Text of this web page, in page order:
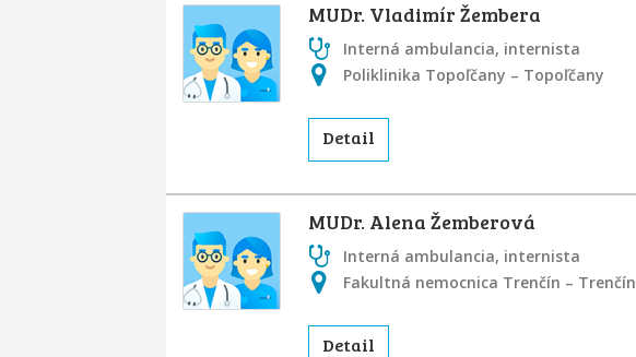
MUDr. Vladimír Žembera
Interná ambulancia, internista
Poliklinika Topoľčany – Topoľčany
Detail
MUDr. Alena Žemberová
Interná ambulancia, internista
Fakultná nemocnica Trenčín – Trenčín
Detail